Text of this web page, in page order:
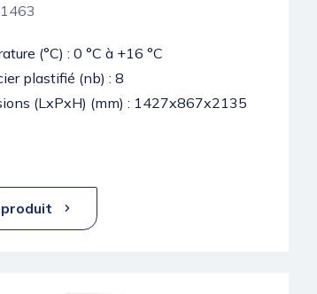
(°C) : 0 °C à +16 °C
plastifié (nb) : 8
(LxPxH) (mm) : 1427x867x2135